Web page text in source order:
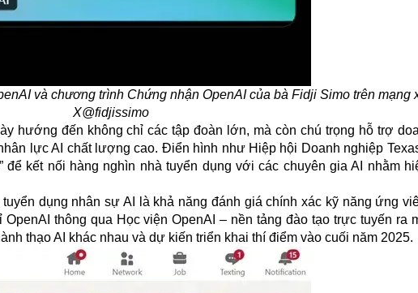
và chương trình Chứng nhận OpenAI của bà Fidji Simo trên mạng
X@fidjissimo
hướng đến không chỉ các tập đoàn lớn, mà còn chú trọng hỗ trợ
lực AI chất lượng cao. Điển hình như Hiệp hội Doanh nghiệp
để kết nối hàng nghìn nhà tuyển dụng với các chuyên gia AI nhằm
dụng nhân sự AI là khả năng đánh giá chính xác kỹ năng ứng
thông qua Học viện OpenAI – nền tảng đào tạo trực tuyến ra
thạo AI khác nhau và dự kiến triển khai thí điểm vào cuối năm 2025.